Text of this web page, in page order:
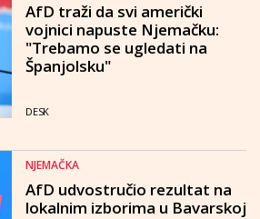
AfD traži da svi američki
vojnici napuste Njemačku:
"Trebamo se ugledati na
Španjolsku"
DESK
NJEMAČKA
AfD udvostručio rezultat na
lokalnim izborima u Bavarskoj